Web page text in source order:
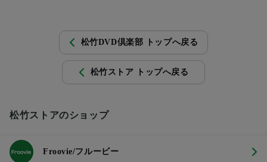
松竹DVD倶楽部 トップへ戻る
松竹ストア トップへ戻る
松竹ストアのショップ
Froovie/フルービー